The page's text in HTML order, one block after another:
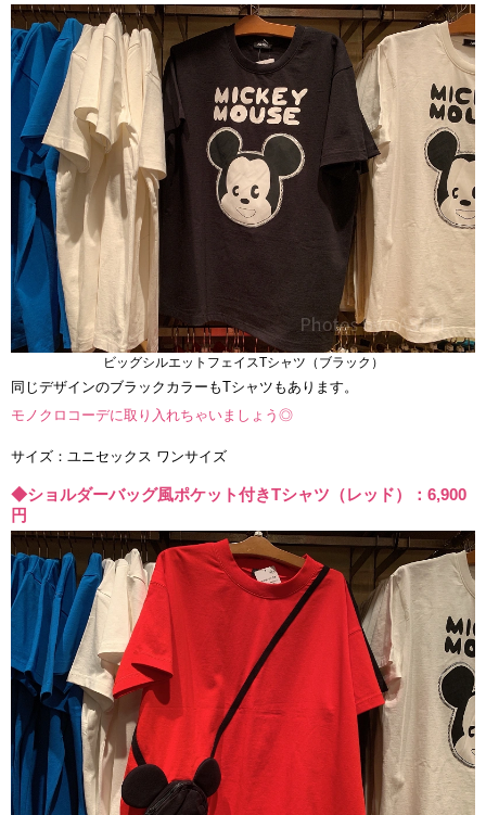
ビッグシルエットフェイスTシャツ（ブラック）
同じデザインのブラックカラーもTシャツもあります。
モノクロコーデに取り入れちゃいましょう◎
サイズ：ユニセックス ワンサイズ
◆ショルダーバッグ風ポケット付きTシャツ（レッド）：6,900
円